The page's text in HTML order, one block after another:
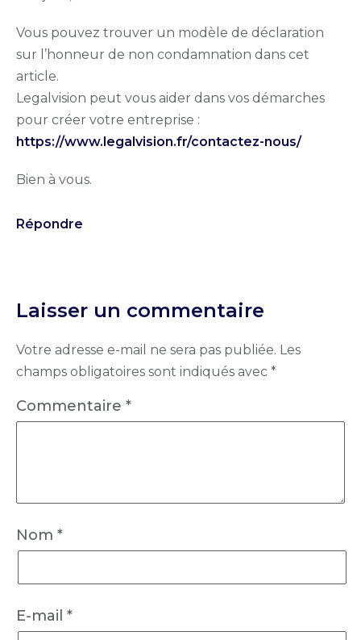
Vous pouvez trouver un modèle de déclaration
sur l’honneur de non condamnation dans cet
article.
Legalvision peut vous aider dans vos démarches
pour créer votre entreprise :
https://www.legalvision.fr/contactez-nous/
Bien à vous.
Répondre
Laisser un commentaire
Votre adresse e-mail ne sera pas publiée. Les
champs obligatoires sont indiqués avec *
Commentaire *
Nom *
E-mail *